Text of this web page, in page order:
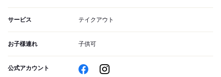
サービス テイクアウト
お子様連れ 子供可
公式アカウント